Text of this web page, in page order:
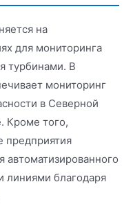
на
для мониторинга
турбинами. В
мониторинг
в Северной
Кроме того,
предприятия
автоматизированного
линиями благодаря